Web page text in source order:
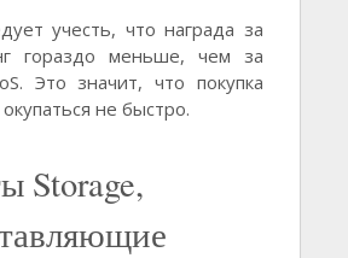
учесть, что награда за
гораздо меньше, чем за
Это значит, что покупка
не быстро.
Storage,